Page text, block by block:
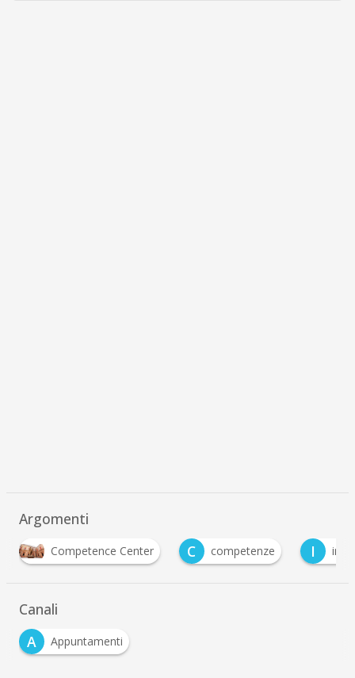
Argomenti
C
competenze I industria 4.0 I innovazione
Canali
A
Appuntamenti